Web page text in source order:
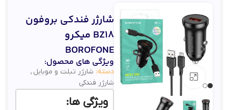
بزرگنمایی تصویر
شارژر فندکی بروفون
BZ18 میکرو
BOROFONE
ویژگی های محصول:
دسته: شارژر تبلت و موبایل ,
شارژر فندکی
ویژگی ها: